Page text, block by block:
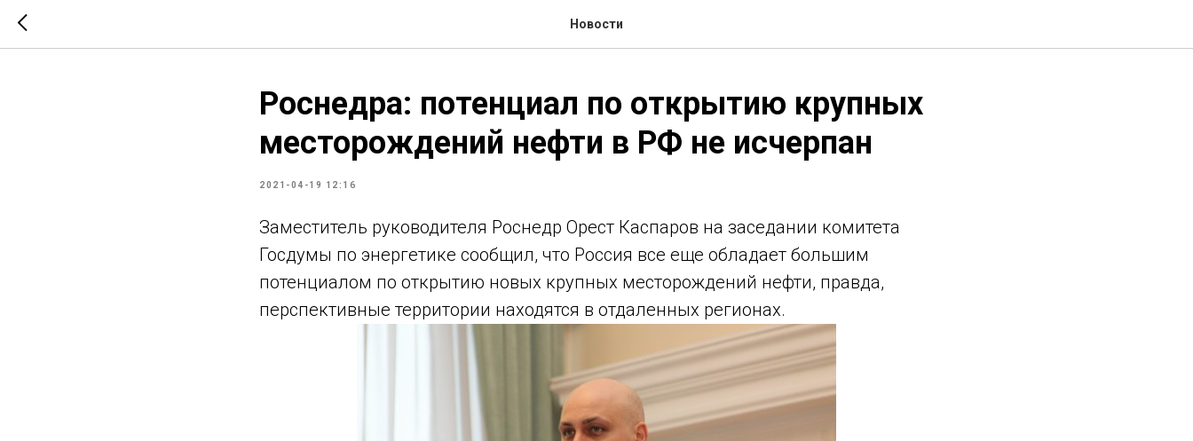
Новости
Роснедра: потенциал по открытию крупных
месторождений нефти в РФ не исчерпан
2021-04-19 12:16
Заместитель руководителя Роснедр Орест Каспаров на заседании комитета
Госдумы по энергетике сообщил, что Россия все еще обладает большим
потенциалом по открытию новых крупных месторождений нефти, правда,
перспективные территории находятся в отдаленных регионах.